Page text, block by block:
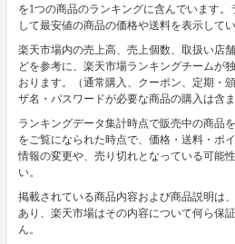
を1つの商品のランキングに含んでいます。
して最安値の商品の価格や送料を表示してい
楽天市場内の売上高、売上個数、取扱い店
どを参考に、楽天市場ランキングチームが
おります。（通常購入、クーポン、定期・
ザ名・パスワードが必要な商品の購入は含
ランキングデータ集計時点で販売中の商品
をご覧になられた時点で、価格・送料・ポ
情報の変更や、売り切れとなっている可能
い。
掲載されている商品内容および商品説明は
あり、楽天市場はその内容について何ら保
ん。